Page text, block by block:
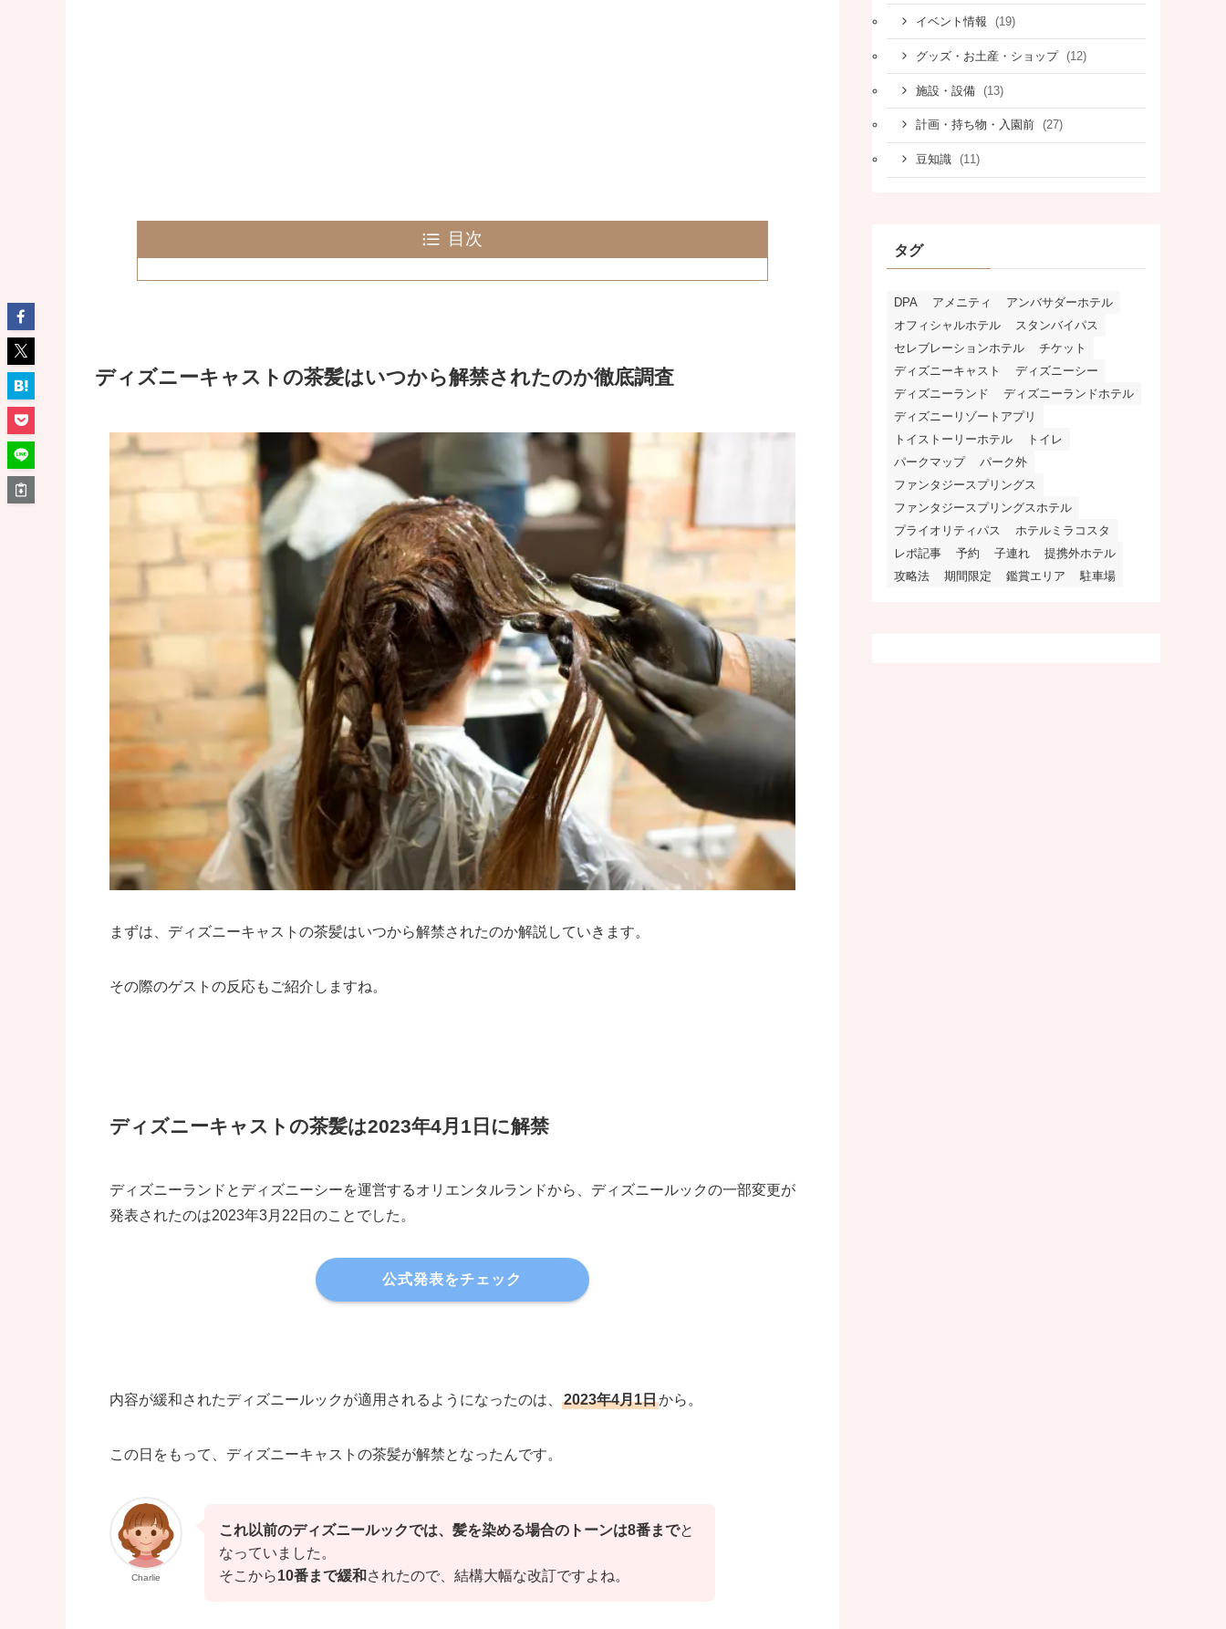
目次
ディズニーキャストの茶髪はいつから解禁されたのか徹底調査
まずは、ディズニーキャストの茶髪はいつから解禁されたのか解説していきます。
その際のゲストの反応もご紹介しますね。
ディズニーキャストの茶髪は2023年4月1日に解禁
ディズニーランドとディズニーシーを運営するオリエンタルランドから、ディズニールックの一部変更が
発表されたのは2023年3月22日のことでした。
公式発表をチェック
内容が緩和されたディズニールックが適用されるようになったのは、 2023年4月1日から。
この日をもって、ディズニーキャストの茶髪が解禁となったんです。
Charlie
これ以前のディズニールックでは、髪を染める場合のトーンは8番までと
なっていました。
そこから10番まで緩和 されたので、結構大幅な改訂ですよね。
イベント情報 (19)
グッズ・お土産・ショップ (12)
施設・設備 (13)
計画・持ち物・入園前 (27)
豆知識 (11)
タグ
DPA アメニティ
アンバサダーホテル
オフィシャルホテル
スタンバイパス
セレブレーションホテル
チケット
ディズニーキャスト
ディズニーシー
ディズニーランド
ディズニーランドホテル
ディズニーリゾートアプリ
トイストーリーホテル
トイレ
パークマップ
パーク外
ファンタジースプリングス
ファンタジースプリングスホテル
プライオリティパス
ホテルミラコスタ
レポ記事
予約 子連れ
提携外ホテル
攻略法
期間限定 鑑賞エリア 駐車場